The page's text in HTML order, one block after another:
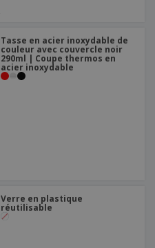
Tasse en acier inoxydable de
couleur avec couvercle noir
290ml | Coupe thermos en
acier inoxydable
Verre en plastique
réutilisable